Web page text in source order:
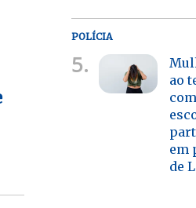
POLÍCIA
5.
ao
em
de